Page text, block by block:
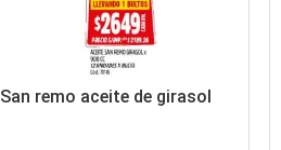
San remo aceite de girasol